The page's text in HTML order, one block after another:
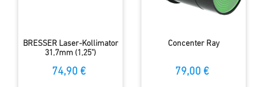
BRESSER Laser-Kollimator
31,7mm (1,25")
74,90 €
Concenter Ray
79,00 €